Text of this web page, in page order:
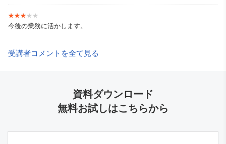
★★★★★
★★★★★
今後の業務に活かします。
受講者コメントを全て見る
資料ダウンロード
無料お試しはこちらから